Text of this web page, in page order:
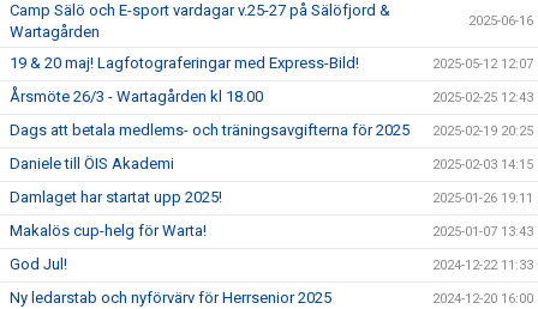
Camp Sälö och E-sport vardagar v.25-27 på Sälöfjord &
Wartagården
2025-06-16
19 & 20 maj! Lagfotograferingar med Express-Bild! 2025-05-12 12:07
Årsmöte 26/3 - Wartagården kl 18.00 2025-02-25 12:43
Dags att betala medlems- och träningsavgifterna för 2025 2025-02-19 20:25
Daniele till ÖIS Akademi 2025-02-03 14:15
Damlaget har startat upp 2025! 2025-01-26 19:11
Makalös cup-helg för Warta! 2025-01-07 13:43
God Jul! 2024-12-22 11:33
Ny ledarstab och nyförvärv för Herrsenior 2025 2024-12-20 16:00